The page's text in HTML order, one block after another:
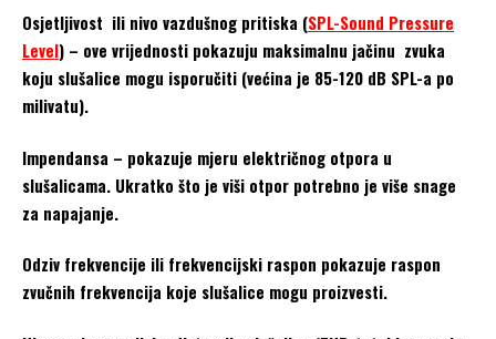
Osjetljivost ili nivo vazdušnog pritiska (SPL-Sound Pressure
Level) – ove vrijednosti pokazuju maksimalnu jačinu zvuka
koju slušalice mogu isporučiti (većina je 85-120 dB SPL-a po
milivatu).
Impendansa – pokazuje mjeru električnog otpora u
slušalicama. Ukratko što je viši otpor potrebno je više snage
za napajanje.
Odziv frekvencije ili frekvencijski raspon pokazuje raspon
zvučnih frekvencija koje slušalice mogu proizvesti.